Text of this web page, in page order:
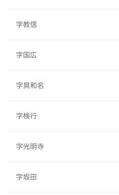
字教信
字国広
字具和名
字検行
字光明寺
字坂田